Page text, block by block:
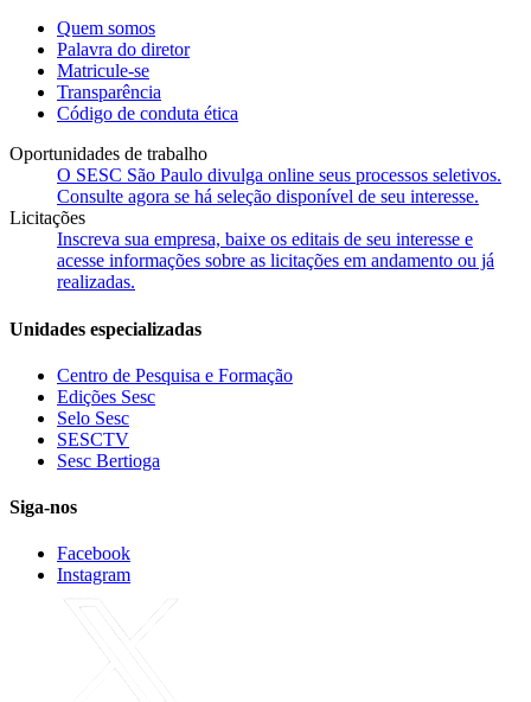
Quem somos
Palavra do diretor
Matricule-se
Transparência
Código de conduta ética
Oportunidades de trabalho
O SESC São Paulo divulga online seus processos seletivos.
Consulte agora se há seleção disponível de seu interesse.
Licitações
Inscreva sua empresa, baixe os editais de seu interesse e
acesse informações sobre as licitações em andamento ou já
realizadas.
Unidades especializadas
Centro de Pesquisa e Formação
Edições Sesc
Selo Sesc
SESCTV
Sesc Bertioga
Siga-nos
Facebook
Instagram